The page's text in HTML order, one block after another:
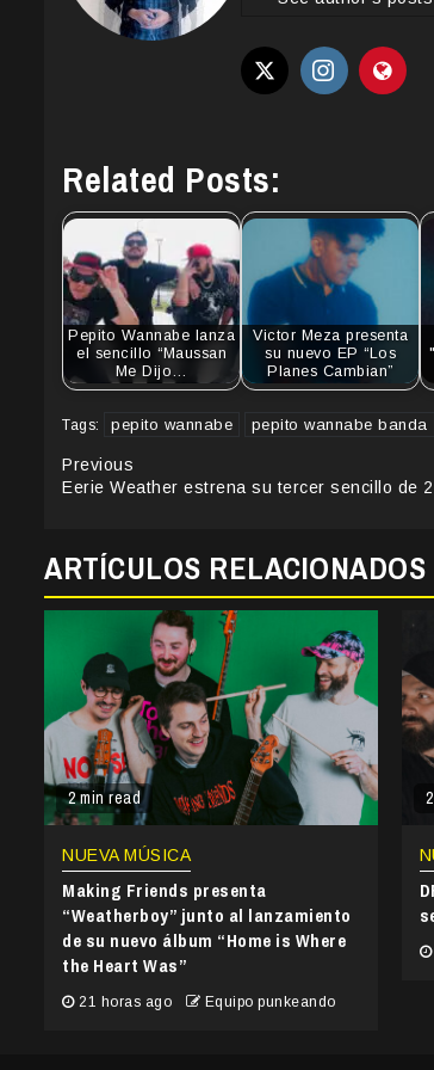
Related Posts:
Pepito Wannabe lanza
el sencillo “Maussan
Me Dijo…
Victor Meza presenta
su nuevo EP “Los
Planes Cambian”
Tags: pepito wannabe pepito wannabe banda
Continue
Previous
Eerie Weather estrena su tercer sencillo de
ARTÍCULOS RELACIONADOS
2 min read
NUEVA MÚSICA
Making Friends presenta
“Weatherboy” junto al lanzamiento
de su nuevo álbum “Home is Where
the Heart Was”
21 horas ago Equipo punkeando